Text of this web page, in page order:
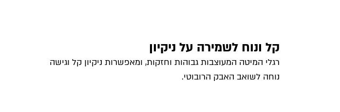
קל ונוח לשמירה על ניקיון
רגלי המיטה המעוצבות גבוהות וחזקות, ומאפשרות ניקיון קל וגישה
נוחה לשואב האבק הרובוטי.